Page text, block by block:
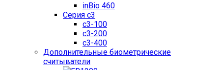
inBio 460
Серия c3
c3-100
c3-200
c3-400
Дополнительные биометрические
считыватели